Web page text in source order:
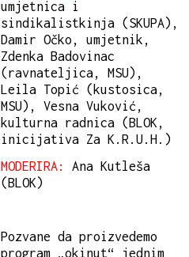
umjetnica i
sindikalistkinja (SKUPA),
Damir Očko, umjetnik,
Zdenka Badovinac
(ravnateljica, MSU),
Leila Topić (kustosica,
MSU), Vesna Vuković,
kulturna radnica (BLOK,
inicijativa Za K.R.U.H.)
MODERIRA:
Ana Kutleša
(BLOK)
Pozvane da proizvedemo
program „okinut“ jednim